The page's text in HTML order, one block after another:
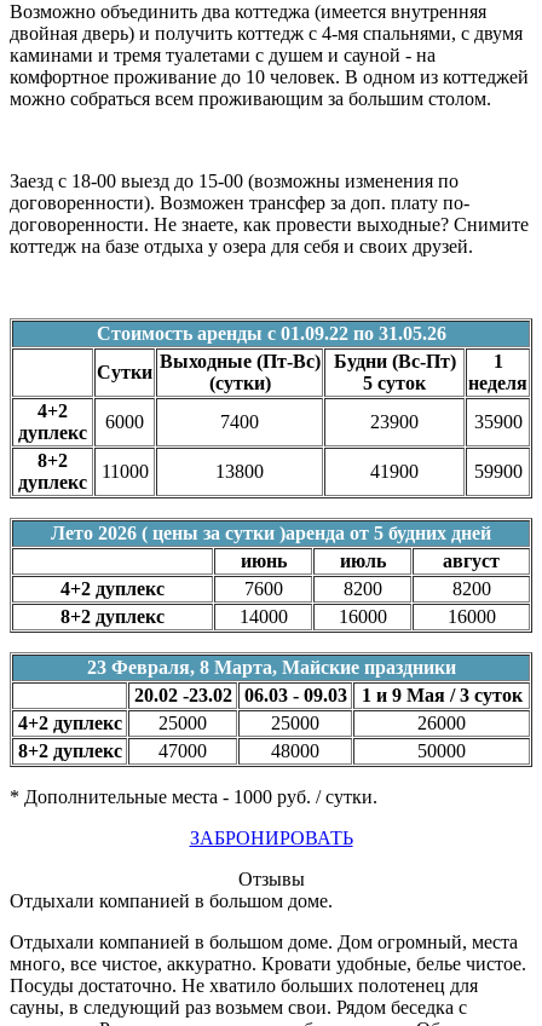
Возможно объединить два коттеджа (имеется внутренняя
двойная дверь) и получить коттедж с 4-мя спальнями, с двумя
каминами и тремя туалетами с душем и сауной - на
комфортное проживание до 10 человек. В одном из коттеджей
можно собраться всем проживающим за большим столом.
Заезд с 18-00 выезд до 15-00 (возможны изменения по
договоренности). Возможен трансфер за доп. плату по-
договоренности. Не знаете, как провести выходные? Снимите
коттедж на базе отдыха у озера для себя и своих друзей.
Стоимость аренды с 01.09.22 по 31.05.26
Сутки
Выходные (Пт-Вс)
(сутки)
Будни (Вс-Пт)
5 суток
1
неделя
4+2
дуплекс
6000 7400 23900
35900
8+2
дуплекс
11000 13800 41900 59900
Лето 2026 ( цены за сутки )аренда от 5 будних дней
июнь
июль
август
4+2 дуплекс
7600 8200
8200
8+2 дуплекс
14000 16000 16000
23 Февраля, 8 Марта, Майские праздники
20.02 -23.02
06.03 - 09.03
1 и 9 Мая / 3 суток
4+2 дуплекс
25000 25000
26000
8+2 дуплекс
47000 48000 50000
* Дополнительные места - 1000 руб. / сутки.
ЗАБРОНИРОВАТЬ
Отзывы
Отдыхали компанией в большом доме.
Отдыхали компанией в большом доме. Дом огромный, места
много, все чистое, аккуратно. Кровати удобные, белье чистое.
Посуды достаточно. Не хватило больших полотенец для
сауны, в следующий раз возьмем свои. Рядом беседка с